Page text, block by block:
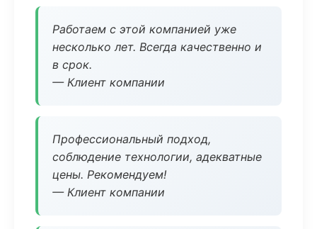
Работаем с этой компанией уже
несколько лет. Всегда качественно и
в срок.
— Клиент компании
Профессиональный подход,
соблюдение технологии, адекватные
цены. Рекомендуем!
— Клиент компании